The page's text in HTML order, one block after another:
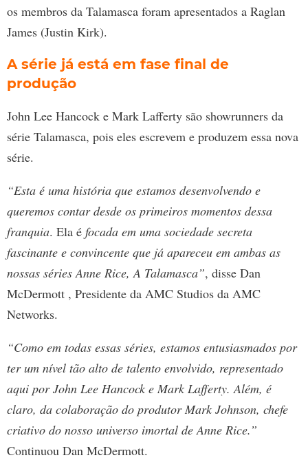
os membros da Talamasca foram apresentados a Raglan
James (Justin Kirk).
A série já está em fase final de
produção
John Lee Hancock e Mark Lafferty são showrunners da
série Talamasca, pois eles escrevem e produzem essa nova
série.
“Esta é uma história que estamos desenvolvendo e
queremos contar desde os primeiros momentos dessa
franquia. Ela é focada em uma sociedade secreta
fascinante e convincente que já apareceu em ambas as
nossas séries Anne Rice, A Talamasca”, disse Dan
McDermott , Presidente da AMC Studios da AMC
Networks.
“Como em todas essas séries, estamos entusiasmados por
ter um nível tão alto de talento envolvido, representado
aqui por John Lee Hancock e Mark Lafferty. Além, é
claro, da colaboração do produtor Mark Johnson, chefe
criativo do nosso universo imortal de Anne Rice.”
Continuou Dan McDermott.